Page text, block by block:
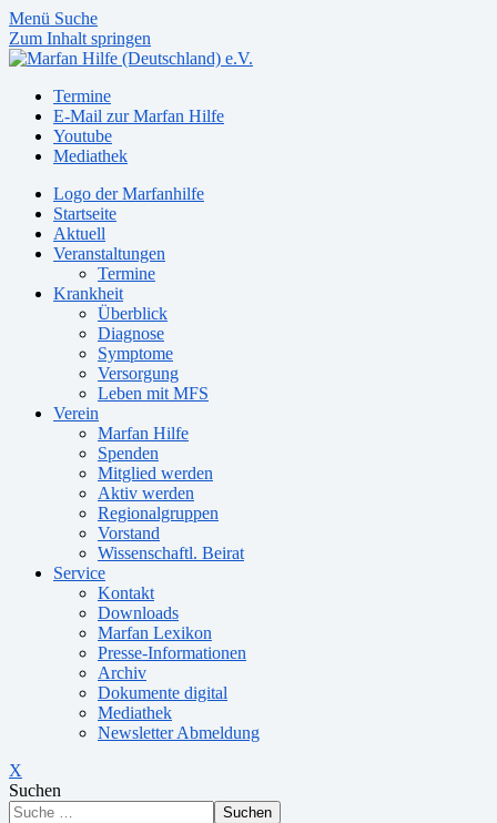
Menü Suche
Zum Inhalt springen
Termine
E-Mail zur Marfan Hilfe
Youtube
Mediathek
Logo der Marfanhilfe
Startseite
Aktuell
Veranstaltungen
Termine
Krankheit
Überblick
Diagnose
Symptome
Versorgung
Leben mit MFS
Verein
Marfan Hilfe
Spenden
Mitglied werden
Aktiv werden
Regionalgruppen
Vorstand
Wissenschaftl. Beirat
Service
Kontakt
Downloads
Marfan Lexikon
Presse-Informationen
Archiv
Dokumente digital
Mediathek
Newsletter Abmeldung
X
Suchen
Suchen